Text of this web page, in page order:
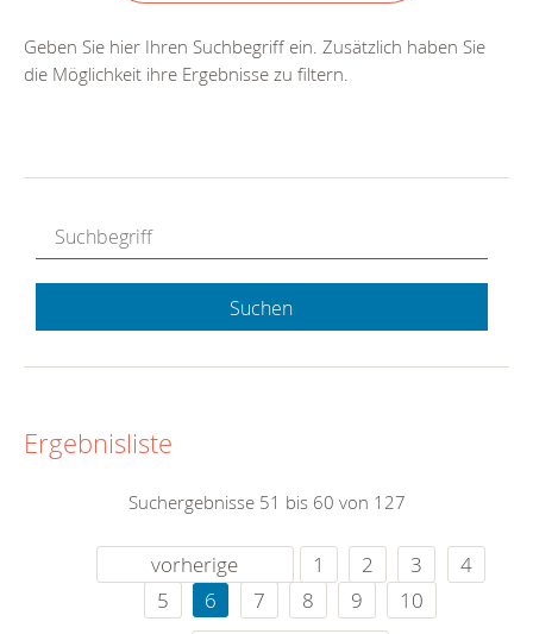
Geben Sie hier Ihren Suchbegriff ein. Zusätzlich haben Sie
die Möglichkeit ihre Ergebnisse zu filtern.
Suchen
Ergebnisliste
Suchergebnisse 51 bis 60 von 127
vorherige 1 2 3
4
5
6 7 8 9
10